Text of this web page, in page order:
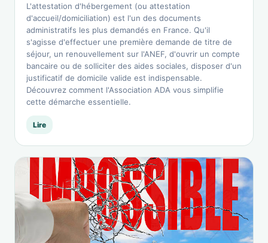
L'attestation d'hébergement (ou attestation
d'accueil/domiciliation) est l'un des documents
administratifs les plus demandés en France. Qu'il
s'agisse d'effectuer une première demande de titre de
séjour, un renouvellement sur l'ANEF, d'ouvrir un compte
bancaire ou de solliciter des aides sociales, disposer d'un
justificatif de domicile valide est indispensable.
Découvrez comment l'Association ADA vous simplifie
cette démarche essentielle.
Lire